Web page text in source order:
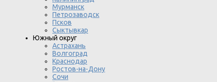
Мурманск
Петрозаводск
Псков
Сыктывкар
Южный округ
Астрахань
Волгоград
Краснодар
Ростов-на-Дону
Сочи